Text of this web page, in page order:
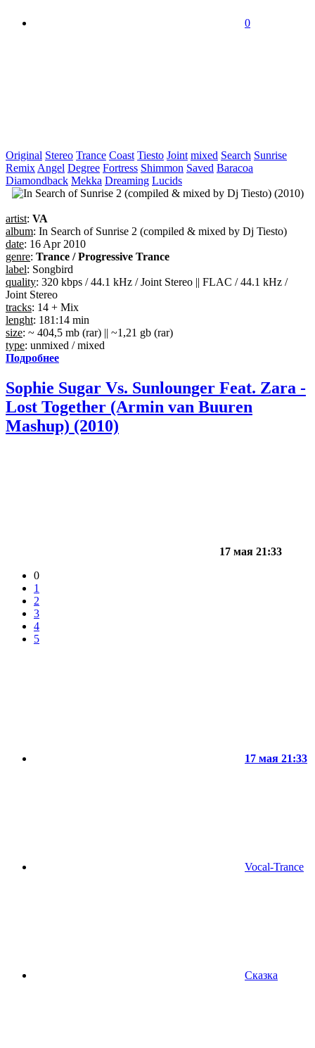
0
Original Stereo Trance Coast Tiesto Joint mixed Search Sunrise
Remix Angel Degree Fortress Shimmon Saved Baracoa
Diamondback Mekka Dreaming Lucids
artist: VA
album: In Search of Sunrise 2 (compiled & mixed by Dj Tiesto)
date: 16 Apr 2010
genre: Trance / Progressive Trance
label: Songbird
quality: 320 kbps / 44.1 kHz / Joint Stereo || FLAC / 44.1 kHz /
Joint Stereo
tracks: 14 + Mix
lenght: 181:14 min
size: ~ 404,5 mb (rar) || ~1,21 gb (rar)
type: unmixed / mixed
Подробнее
Sophie Sugar Vs. Sunlounger Feat. Zara -
Lost Together (Armin van Buuren
Mashup) (2010)
17 мая 21:33
0
1
2
3
4
5
17 мая 21:33
Vocal-Trance
Сказка